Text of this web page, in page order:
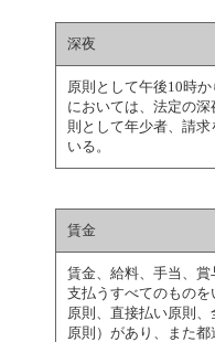
深夜
原則として午後10時
においては、法定の
則として年少者、請
いる。
賃金
賃金、給料、手当、
支払うすべてのもの
原則、直接払い原則
原則）があり、また